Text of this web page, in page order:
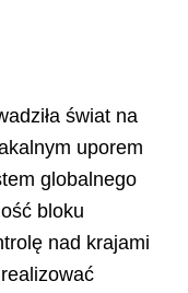
świat na
uporem
globalnego
bloku
nad krajami